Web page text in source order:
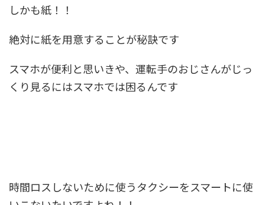
しかも紙！！
絶対に紙を用意することが秘訣です
スマホが便利と思いきや、運転手のおじさんがじっ
くり見るにはスマホでは困るんです
時間ロスしないために使うタクシーをスマートに使